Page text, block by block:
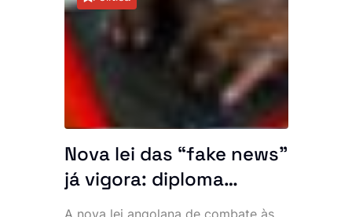
a entrega à conclusão das infra-
estruturas essenciais, recusando a
ocupação de residências sem
condições mínimas de habitabilidade.
Nova lei das “fake news”
já vigora: diploma
abrange conteúdos
A nova lei angolana de combate às